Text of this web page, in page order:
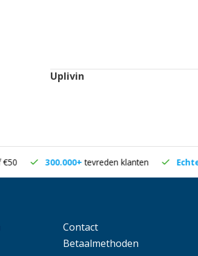
Uplivin
300.000+tevreden klanten Echte
Contact
Betaalmethoden